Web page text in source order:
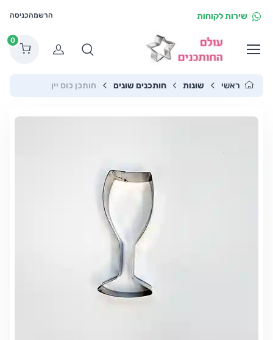
שירות לקוחות הרשמהכניסה
הרשמה
0
ראשי שונות חותכנים שונים חותכן כוס יין